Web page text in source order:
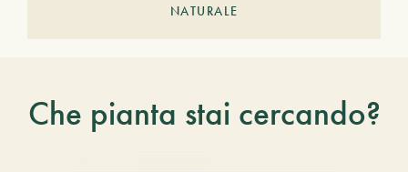
NATURALE
Che pianta stai cercando?